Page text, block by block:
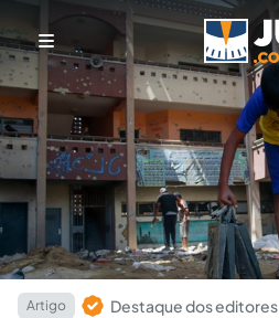
Artigo
Destaque dos editores